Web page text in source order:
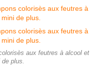
aux feutres à alcool et
plus.